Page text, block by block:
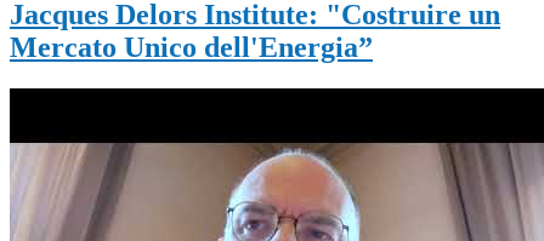
Jacques Delors Institute: "Costruire un
Mercato Unico dell'Energia”